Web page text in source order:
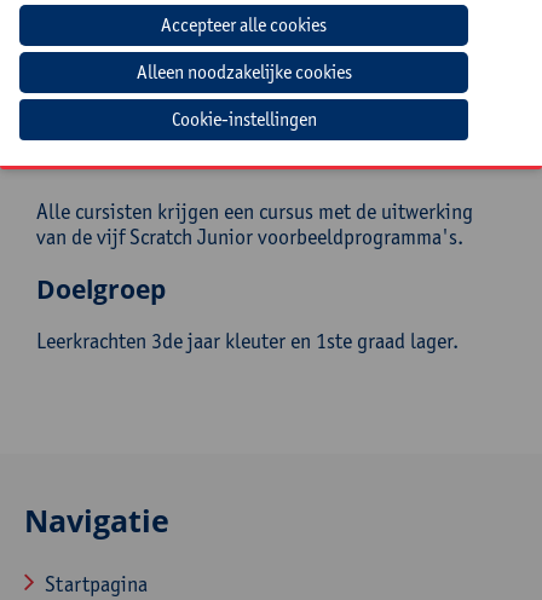
De deelnemers kunnen
- op een vlotte manier werken met Scratch Junior;
- op een soepele manier de leerlingen vertrouwd
maken met Scratch Junior en programma’s (projecten)
uitwerken met de leerlingen.
Alle cursisten krijgen een cursus met de uitwerking
van de vijf Scratch Junior voorbeeldprogramma's.
Doelgroep
Leerkrachten 3de jaar kleuter en 1ste graad lager.
Navigatie
Startpagina
Cookie-instellingen